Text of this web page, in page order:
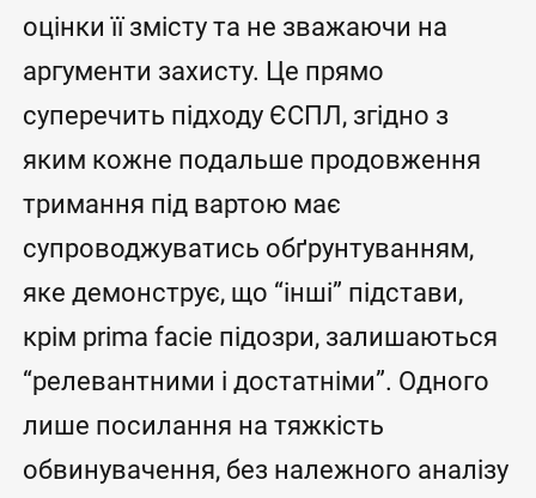
оцінки її змісту та не зважаючи на
аргументи захисту. Це прямо
суперечить підходу ЄСПЛ, згідно з
яким кожне подальше продовження
тримання під вартою має
супроводжуватись обґрунтуванням,
яке демонструє, що “інші” підстави,
крім prima facie підозри, залишаються
“релевантними і достатніми”. Одного
лише посилання на тяжкість
обвинувачення, без належного аналізу